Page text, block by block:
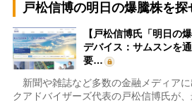
戸松信博の明日の爆騰株を探
【戸松信博氏「明日の
デバイス：サムスンを
要…
新聞や雑誌など多数の金融メディア
クアドバイザーズ代表の戸松信博氏が